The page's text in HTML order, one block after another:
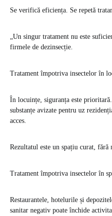
Se verifică eficiența. Se repetă
„Un singur tratament nu este
firmele de dezinsecție.
Tratament împotriva insectelor în
În locuințe, siguranța este
substanțe avizate pentru uz
acces.
Rezultatul este un spațiu curat,
Tratament împotriva insectelor în
Restaurantele, hotelurile și
sanitar negativ poate închide